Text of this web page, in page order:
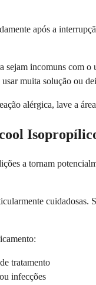
após a
sejam incomuns com
muita solução ou
alérgica, lave a
a tornam
tratamento
infecções